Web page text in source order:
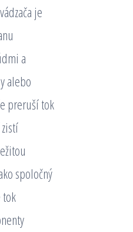
je
a
alebo
preruší tok
spoločný